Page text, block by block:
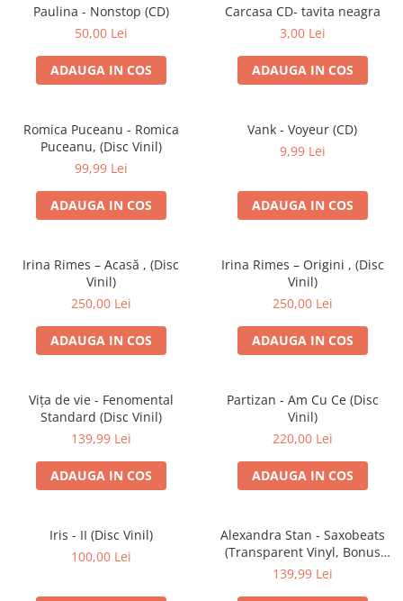
Viniluri Românești
Colecția Electrecord
Paulina - Nonstop (CD)
50,00 Lei
ADAUGA IN COS
Carcasa CD- tavita neagra
3,00 Lei
ADAUGA IN COS
Romica Puceanu - Romica
Puceanu, (Disc Vinil)
99,99 Lei
ADAUGA IN COS
Vank - Voyeur (CD)
9,99 Lei
ADAUGA IN COS
Irina Rimes – Acasă , (Disc
Vinil)
250,00 Lei
ADAUGA IN COS
Irina Rimes – Origini , (Disc
Vinil)
250,00 Lei
ADAUGA IN COS
Vița de vie - Fenomental
Standard (Disc Vinil)
139,99 Lei
ADAUGA IN COS
Partizan - Am Cu Ce (Disc
Vinil)
220,00 Lei
ADAUGA IN COS
Iris - II (Disc Vinil)
100,00 Lei
Alexandra Stan - Saxobeats
(Transparent Vinyl, Bonus
Tracks) ) (Disc Vinil)
139,99 Lei